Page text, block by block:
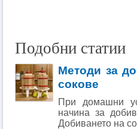
Подобни статии
Методи за
сокове
При домашни
начина за
Добиването на